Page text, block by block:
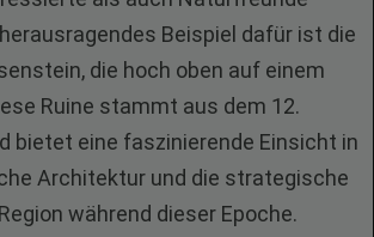
Beispiel dafür ist die
die hoch oben auf einem
Ruine stammt aus dem 12.
bietet eine faszinierende Einsicht in
Architektur und die strategische
während dieser Epoche.